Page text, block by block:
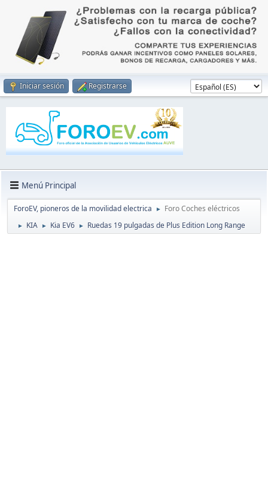
Iniciar sesión Registrarse
Menú Principal
ForoEV, pioneros de la movilidad electrica ► Foro Coches eléctricos
► KIA ► Kia EV6 ► Ruedas 19 pulgadas de Plus Edition Long Range